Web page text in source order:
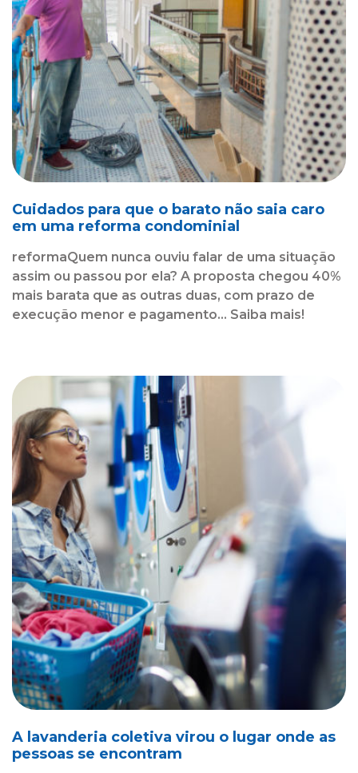
Cuidados para que o barato não saia caro
em uma reforma condominial
reformaQuem nunca ouviu falar de uma situação
assim ou passou por ela? A proposta chegou 40%
mais barata que as outras duas, com prazo de
execução menor e pagamento... Saiba mais!
A lavanderia coletiva virou o lugar onde as
pessoas se encontram